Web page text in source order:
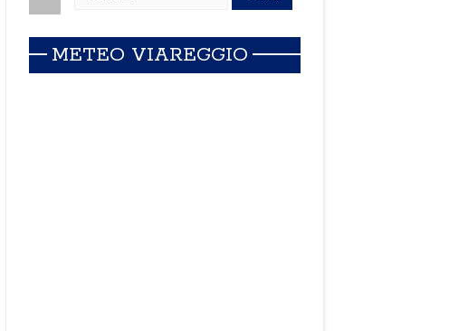
METEO VIAREGGIO